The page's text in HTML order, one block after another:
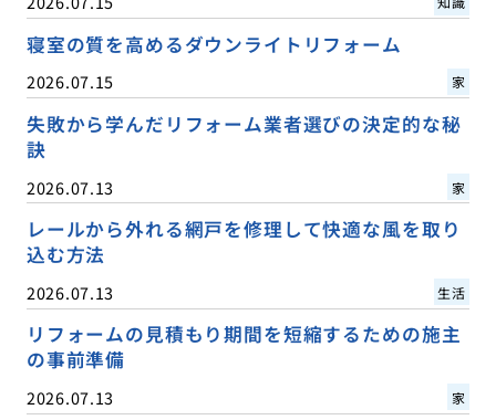
寝室の質を高めるダウンライトリフォーム
2026.07.15 家
失敗から学んだリフォーム業者選びの決定的な秘
訣
2026.07.13 家
レールから外れる網戸を修理して快適な風を取り
込む方法
2026.07.13 生活
リフォームの見積もり期間を短縮するための施主
の事前準備
2026.07.13 家